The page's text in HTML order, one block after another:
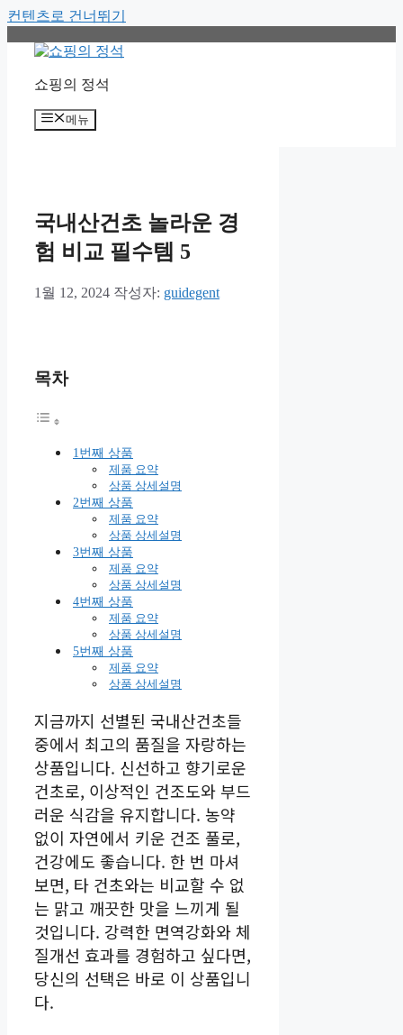
컨텐츠로 건너뛰기
쇼핑의 정석
메뉴
국내산건초 놀라운 경
험 비교 필수템 5
1월 12, 2024 작성자: guidegent
목차
1번째 상품
제품 요약
상품 상세설명
2번째 상품
제품 요약
상품 상세설명
3번째 상품
제품 요약
상품 상세설명
4번째 상품
제품 요약
상품 상세설명
5번째 상품
제품 요약
상품 상세설명
지금까지 선별된 국내산건초들
중에서 최고의 품질을 자랑하는
상품입니다. 신선하고 향기로운
건초로, 이상적인 건조도와 부드
러운 식감을 유지합니다. 농약
없이 자연에서 키운 건조 풀로,
건강에도 좋습니다. 한 번 마셔
보면, 타 건초와는 비교할 수 없
는 맑고 깨끗한 맛을 느끼게 될
것입니다. 강력한 면역강화와 체
질개선 효과를 경험하고 싶다면,
당신의 선택은 바로 이 상품입니
다.